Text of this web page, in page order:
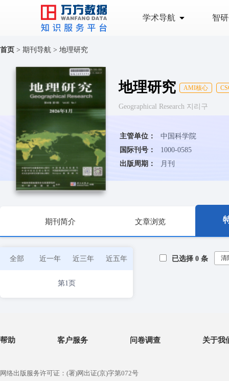
学术导航 智
首页 > 期刊导航 > 地理研究
地理研究 AMI核心
Geographical Research 지리구
主管单位：
中国科学院
国际刊号：
1000-0585
出版周期：
月刊
期刊简介 文章浏览
全部 近一年 近三年 近五年
第1页
已选择 0 条 清
帮助 客户服务 问卷调查 关于我
网络出版服务许可证：(署)网出证(京)字第072号